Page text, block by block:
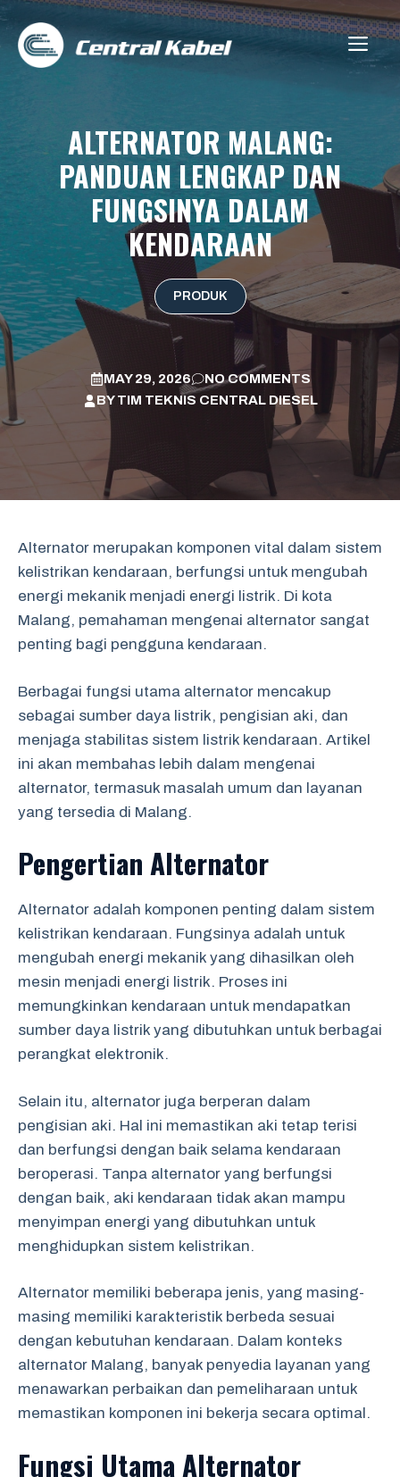
Skip
content
ALTERNATOR MALANG:
PANDUAN LENGKAP DAN
FUNGSINYA DALAM
KENDARAAN
PRODUK
MAY 29, 2026
NO COMMENTS
BYTIM TEKNIS CENTRAL DIESEL
Alternator merupakan komponen vital dalam sistem
kelistrikan kendaraan, berfungsi untuk mengubah
energi mekanik menjadi energi listrik. Di kota
Malang, pemahaman mengenai alternator sangat
penting bagi pengguna kendaraan.
Berbagai fungsi utama alternator mencakup
sebagai sumber daya listrik, pengisian aki, dan
menjaga stabilitas sistem listrik kendaraan. Artikel
ini akan membahas lebih dalam mengenai
alternator, termasuk masalah umum dan layanan
yang tersedia di Malang.
Pengertian Alternator
Alternator adalah komponen penting dalam sistem
kelistrikan kendaraan. Fungsinya adalah untuk
mengubah energi mekanik yang dihasilkan oleh
mesin menjadi energi listrik. Proses ini
memungkinkan kendaraan untuk mendapatkan
sumber daya listrik yang dibutuhkan untuk berbagai
perangkat elektronik.
Selain itu, alternator juga berperan dalam
pengisian aki. Hal ini memastikan aki tetap terisi
dan berfungsi dengan baik selama kendaraan
beroperasi. Tanpa alternator yang berfungsi
dengan baik, aki kendaraan tidak akan mampu
menyimpan energi yang dibutuhkan untuk
menghidupkan sistem kelistrikan.
Alternator memiliki beberapa jenis, yang masing-
masing memiliki karakteristik berbeda sesuai
dengan kebutuhan kendaraan. Dalam konteks
alternator Malang, banyak penyedia layanan yang
menawarkan perbaikan dan pemeliharaan untuk
memastikan komponen ini bekerja secara optimal.
Fungsi Utama Alternator